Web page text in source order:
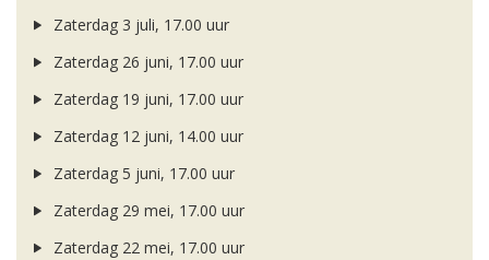
Zaterdag 3 juli, 17.00 uur
Zaterdag 26 juni, 17.00 uur
Zaterdag 19 juni, 17.00 uur
Zaterdag 12 juni, 14.00 uur
Zaterdag 5 juni, 17.00 uur
Zaterdag 29 mei, 17.00 uur
Zaterdag 22 mei, 17.00 uur